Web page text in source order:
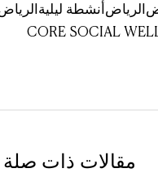
الرياض أنشطة ليلية
CORE SOCIAL
مقالات ذات صلة